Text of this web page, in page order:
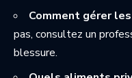
Comment gérer
pas, consultez un
blessure.